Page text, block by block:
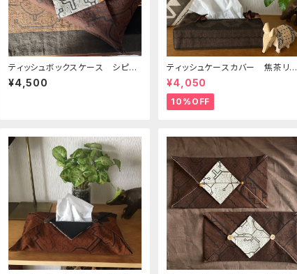
ティッシュボックスケース シピボ
族の泥染め布 民藝 泥染めクラ
フト
¥4,500
ティッシュケースカバー 焦茶リボ
ン 車後部座席用 アマゾンの泥
染め 焦げ茶蛇
¥4,050
10%OFF